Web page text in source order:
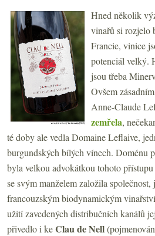
Hned několik
vinařů si rozjelo
Francie, vinice
potenciál velký.
jsou třeba
Ovšem
Anne-Claude
zemřela,
té doby ale vedla Domaine Leflaive,
burgundských bílých vínech. Doménu
byla velkou advokátkou tohoto
se svým manželem založila
francouzským biodynamickým
užití zavedených distribučních kanálů
přivedlo i keClau de Nell